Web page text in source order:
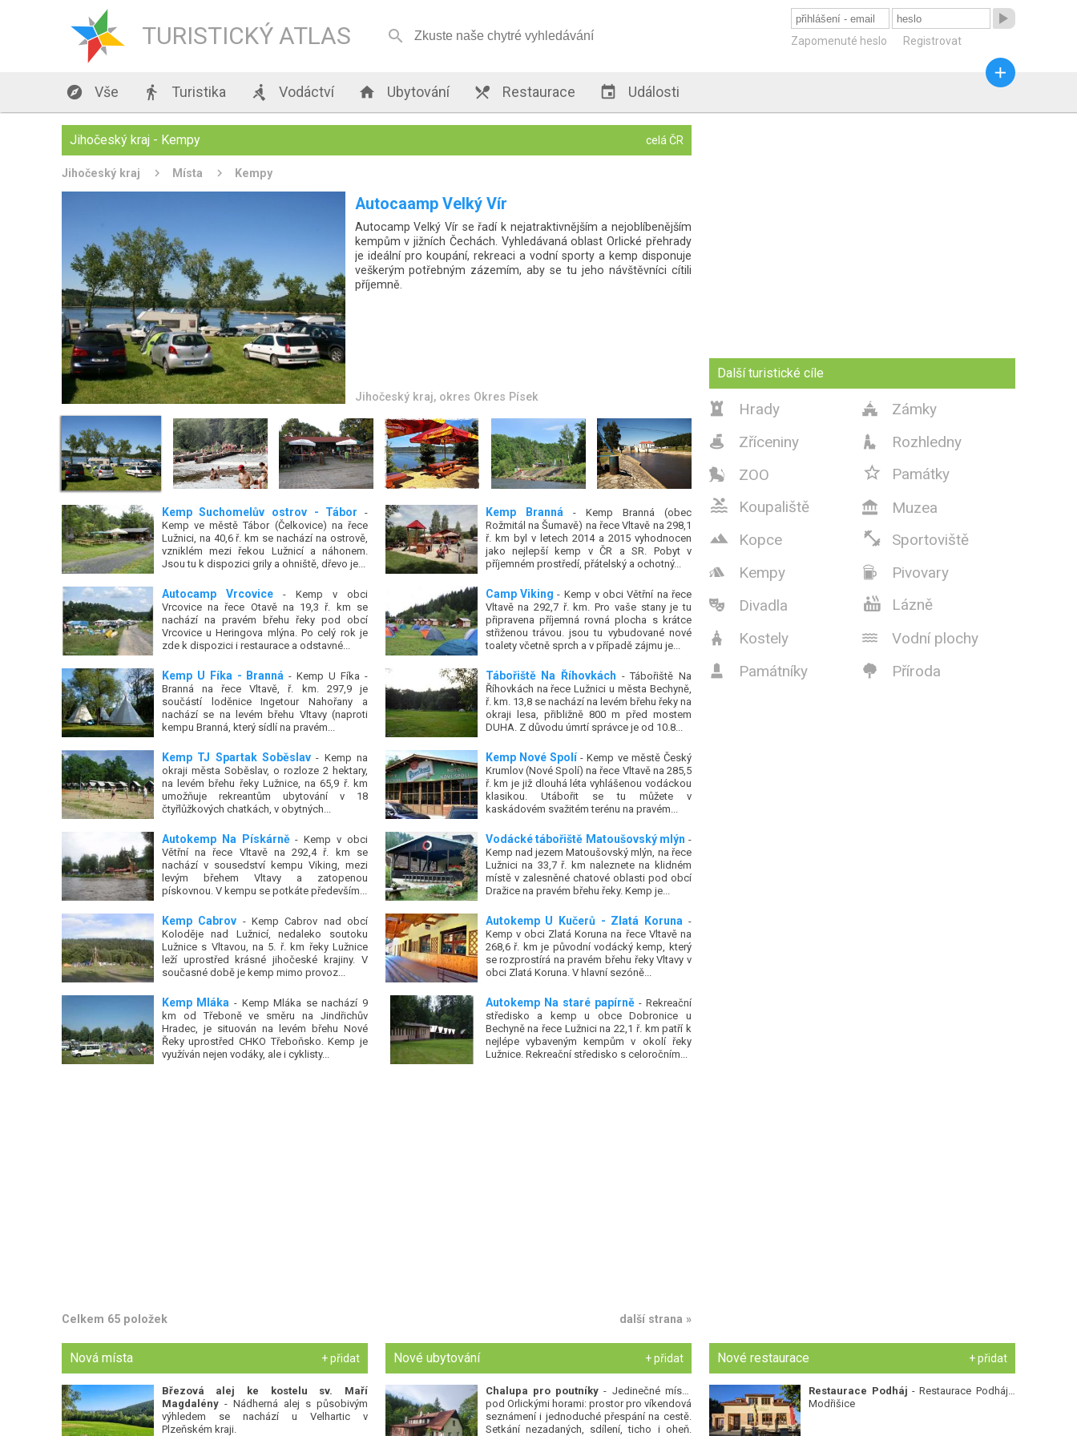
TURISTICKÝ ATLAS 

Zapomenuté heslo Registrovat
 Vše  Turistika  Vodáctví  Ubytování  Restaurace  Události

Jihočeský kraj - Kempy celá ČR
Jihočeský kraj Místa Kempy
Veřejné tábořiště Štěkeň
Kemp v obci Štěkeň na řece Otavě na 45,4 ř. km je využíván
především jako vodácké tábořiště. Patří k oblíbeným kempům na
Otavě s velmi příjemným koupáním u jezu, vchod do kempu je
obklopen vzrostlými lípami, pod nimiž je možné posedět v
romantickém prostředí u kiosku s občerstvením. Kemp Vám
Jihočeský kraj, okres Okres Strakonice
Kemp Branná- Kemp Branná (obec
Rožmitál na Šumavě) na řece Vltavě na 298,1
ř. km byl v letech 2014 a 2015 vyhodnocen
jako nejlepší kemp v ČR a SR. Pobyt v
příjemném prostředí, přátelský a ochotný...
Kemp Suchomelův ostrov - Tábor -
Kemp ve městě Tábor (Čelkovice) na řece
Lužnici, na 40,6 ř. km se nachází na ostrově,
vzniklém mezi řekou Lužnicí a náhonem.
Jsou tu k dispozici grily a ohniště, dřevo je...
Camp Viking - Kemp v obci Větřní na řece
Vltavě na 292,7 ř. km. Pro vaše stany je tu
připravena příjemná rovná plocha s krátce
střiženou trávou. jsou tu vybudované nové
toalety včetně sprch a v případě zájmu je...
Autocamp Vrcovice- Kemp v obci
Vrcovice na řece Otavě na 19,3 ř. km se
nachází na pravém břehu řeky pod obcí
Vrcovice u Heringova mlýna. Po celý rok je
zde k dispozici i restaurace a odstavné...
Tábořiště Na Říhovkách - Tábořiště Na
Říhovkách na řece Lužnici u města Bechyně,
ř. km. 13,8 se nachází na levém břehu řeky na
okraji lesa, přibližně 800 m před mostem
DUHA. Z důvodu úmrtí správce je od 10.8...
Kemp U Fíka - Branná - Kemp U Fíka -
Branná na řece Vltavě, ř. km. 297,9 je
součástí loděnice Ingetour Nahořany a
nachází se na levém břehu Vltavy (naproti
kempu Branná, který sídlí na pravém...
Kemp Nové Spolí - Kemp ve městě Český
Krumlov (Nové Spolí) na řece Vltavě na 285,5
ř. km je již dlouhá léta vyhlášenou vodáckou
klasikou. Utábořit se tu můžete v
kaskádovém svažitém terénu na pravém...
Kemp TJ Spartak Soběslav- Kemp na
okraji města Soběslav, o rozloze 2 hektary,
na levém břehu řeky Lužnice, na 65,9 ř. km
umožňuje rekreantům ubytování v 18
čtyřlůžkových chatkách, v obytných...
Vodácké tábořiště Matoušovský mlýn -
Kemp nad jezem Matoušovský mlýn, na řece
Lužnici na 33,7 ř. km naleznete na klidném
místě v zalesněné chatové oblasti pod obcí
Dražice na pravém břehu řeky. Kemp je...
Autokemp Na Pískárně- Kemp v obci
Větřní na řece Vltavě na 292,4 ř. km se
nachází v sousedství kempu Viking, mezi
levým břehem Vltavy a zatopenou
pískovnou. V kempu se potkáte především...
Autokemp U Kučerů - Zlatá Koruna -
Kemp v obci Zlatá Koruna na řece Vltavě na
268,6 ř. km je původní vodácký kemp, který
se rozprostírá na pravém břehu řeky Vltavy v
obci Zlatá Koruna. V hlavní sezóně...
Kemp Cabrov - Kemp Cabrov nad obcí
Koloděje nad Lužnicí, nedaleko soutoku
Lužnice s Vltavou, na 5. ř. km řeky Lužnice
leží uprostřed krásné jihočeské krajiny. V
současné době je kemp mimo provoz...
Autokemp Na staré papírně- Rekreační
středisko a kemp u obce Dobronice u
Bechyně na řece Lužnici na 22,1 ř. km patří k
nejlépe vybaveným kempům v okolí řeky
Lužnice. Rekreační středisko s celoročním...
Kemp Mláka - Kemp Mláka se nachází 9
km od Třeboně ve směru na Jindřichův
Hradec, je situován na levém břehu Nové
Řeky uprostřed CHKO Třeboňsko. Kemp je
využíván nejen vodáky, ale i cyklisty...
Celkem 65 položek další strana »
Další turistické cíle
 Hrady  Zámky
 Zříceniny  Rozhledny
 ZOO  Památky
 Koupaliště  Muzea
 Kopce  Sportoviště
 Kempy  Pivovary
 Divadla  Lázně
 Kostely  Vodní plochy
 Památníky  Příroda
Nová místa + přidat
Březová alej ke kostelu sv. Maří
Magdalény- Nádherná alej s působivým
výhledem se nachází u Velhartic v
Plzeňském kraji.
Nové ubytování + přidat
Chalupa pro poutníky - Jedinečné místo
pod Orlickými horami: prostor pro víkendová
seznámení i jednoduché přespání na cestě.
Setkání nezadaných, sdílení, ticho i oheň.
Nové restaurace + přidat
Restaurace Podháj - Restaurace Podháj -
Modřišice